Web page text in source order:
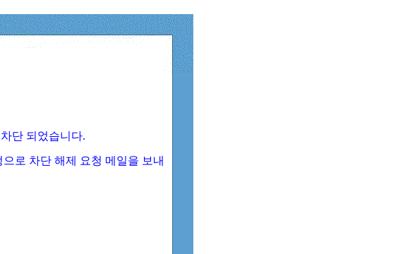
단 되었습니다.
로 차단 해제 요청 메일을 보내